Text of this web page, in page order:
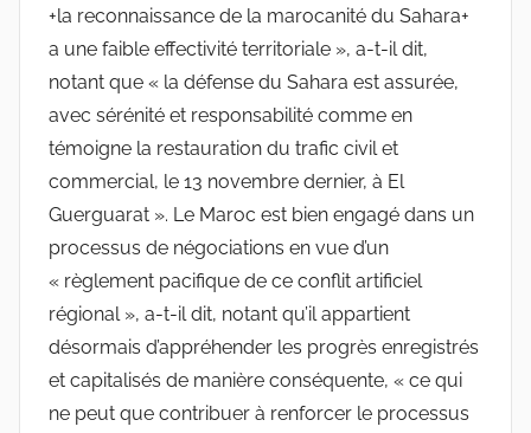
+la reconnaissance de la marocanité du Sahara+
a une faible effectivité territoriale », a-t-il dit,
notant que « la défense du Sahara est assurée,
avec sérénité et responsabilité comme en
témoigne la restauration du trafic civil et
commercial, le 13 novembre dernier, à El
Guerguarat ». Le Maroc est bien engagé dans un
processus de négociations en vue d’un
« règlement pacifique de ce conflit artificiel
régional », a-t-il dit, notant qu’il appartient
désormais d’appréhender les progrès enregistrés
et capitalisés de manière conséquente, « ce qui
ne peut que contribuer à renforcer le processus